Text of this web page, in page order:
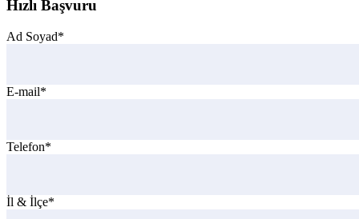
Hızlı Başvuru
Ad Soyad*
E-mail*
Telefon*
İl & İlçe*